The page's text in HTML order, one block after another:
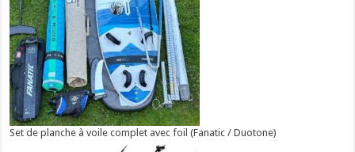
Set de planche à voile complet avec foil (Fanatic / Duotone)